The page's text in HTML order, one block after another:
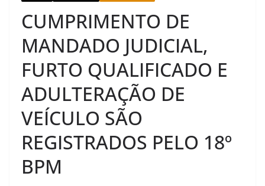
CUMPRIMENTO DE
MANDADO JUDICIAL,
FURTO QUALIFICADO E
ADULTERAÇÃO DE
VEÍCULO SÃO
REGISTRADOS PELO 18º
BPM